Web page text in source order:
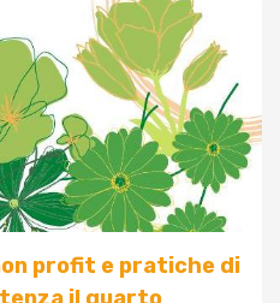
profit e pratiche di